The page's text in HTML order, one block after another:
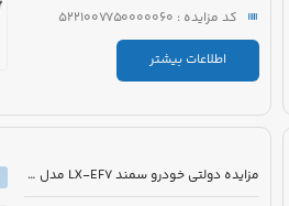
کد مزایده : 5221007750000060
اطلاعات بیشتر
مزایده دولتی خودرو سمند LX-EF7 مدل 1396 رنگ سفید